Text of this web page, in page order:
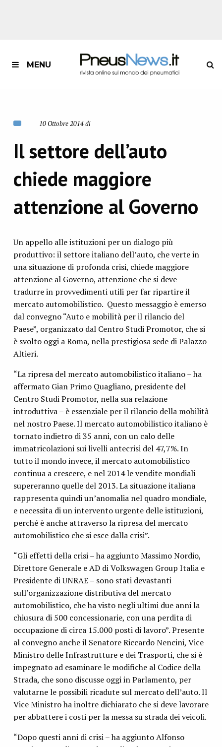
MENU
10 Ottobre 2014 di
Il settore dell’auto
chiede maggiore
attenzione al Governo
Un appello alle istituzioni per un dialogo più
produttivo: il settore italiano dell’auto, che verte in
una situazione di profonda crisi, chiede maggiore
attenzione al Governo, attenzione che si deve
tradurre in provvedimenti utili per far ripartire il
mercato automobilistico. Questo messaggio è emerso
dal convegno “Auto e mobilità per il rilancio del
Paese”, organizzato dal Centro Studi Promotor, che si
è svolto oggi a Roma, nella prestigiosa sede di Palazzo
Altieri.
“La ripresa del mercato automobilistico italiano – ha
affermato Gian Primo Quagliano, presidente del
Centro Studi Promotor, nella sua relazione
introduttiva – è essenziale per il rilancio della mobilità
nel nostro Paese. Il mercato automobilistico italiano è
tornato indietro di 35 anni, con un calo delle
immatricolazioni sui livelli antecrisi del 47,7%. In
tutto il mondo invece, il mercato automobilistico
continua a crescere, e nel 2014 le vendite mondiali
supereranno quelle del 2013. La situazione italiana
rappresenta quindi un’anomalia nel quadro mondiale,
e necessita di un intervento urgente delle istituzioni,
perché è anche attraverso la ripresa del mercato
automobilistico che si esce dalla crisi”.
“Gli effetti della crisi – ha aggiunto Massimo Nordio,
Direttore Generale e AD di Volkswagen Group Italia e
Presidente di UNRAE – sono stati devastanti
sull’organizzazione distributiva del mercato
automobilistico, che ha visto negli ultimi due anni la
chiusura di 500 concessionarie, con una perdita di
occupazione di circa 15.000 posti di lavoro”. Presente
al convegno anche il Senatore Riccardo Nencini, Vice
Ministro delle Infrastrutture e dei Trasporti, che si è
impegnato ad esaminare le modifiche al Codice della
Strada, che sono discusse oggi in Parlamento, per
valutarne le possibili ricadute sul mercato dell’auto. Il
Vice Ministro ha inoltre dichiarato che si deve lavorare
per abbattere i costi per la messa su strada dei veicoli.
“Dopo questi anni di crisi – ha aggiunto Alfonso